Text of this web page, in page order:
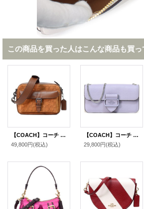
この商品を買った人はこんな商品も買
【COACH】コーチ メンズ バッグ スエード ぺブルレザー シグネチャー ワーナー クロスボディ 2WAY 斜め掛け クラッチ ショルダーバッグ キャラメルサドル〔日本未発売〕
49,800円(税込)
【COACH】コーチ ぺブルレザー モーガン クロスボディ 斜め掛け スマホショルダー チェーン ショルダー クラッチ バッグ ミスト（日本未発売）
29,800円(税込)